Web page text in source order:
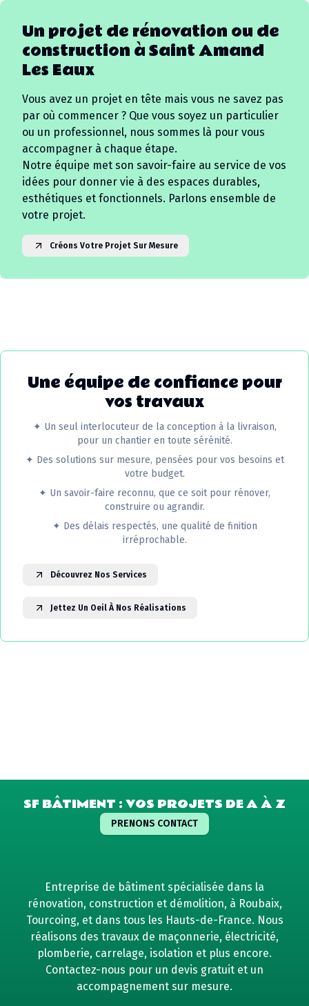
Un projet de rénovation ou de
construction àSaint Amand
Les Eaux
Vous avez un projet en tête mais vous ne savez pas
par où commencer ? Que vous soyez un particulier
ou un professionnel, nous sommes là pour vous
accompagner à chaque étape.
Notre équipe met son savoir-faire au service de vos
idées pour donner vie à des espaces durables,
esthétiques et fonctionnels. Parlons ensemble de
votre projet.
Créons Votre Projet Sur Mesure
Une équipe de confiance pour
vos travaux
✦ Un seul interlocuteur de la conception à la livraison,
pour un chantier en toute sérénité.
✦ Des solutions sur mesure, pensées pour vos besoins et
votre budget.
✦ Un savoir-faire reconnu, que ce soit pour rénover,
construire ou agrandir.
✦ Des délais respectés, une qualité de finition
irréprochable.
Découvrez Nos Services
Jettez Un Oeil À Nos Réalisations
SF BÂTIMENT : VOS PROJETS DE A À Z
PRENONS CONTACT
Entreprise de bâtiment spécialisée dans la
rénovation, construction et démolition, à Roubaix,
Tourcoing, et dans tous les Hauts-de-France. Nous
réalisons des travaux de maçonnerie, électricité,
plomberie, carrelage, isolation et plus encore.
Contactez-nous pour un devis gratuit et un
accompagnement sur mesure.